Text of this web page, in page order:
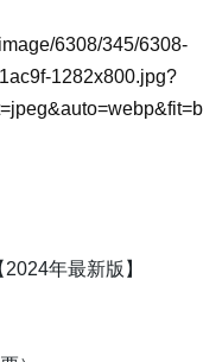
6308/345/6308-
1282x800.jpg?
年最新版】